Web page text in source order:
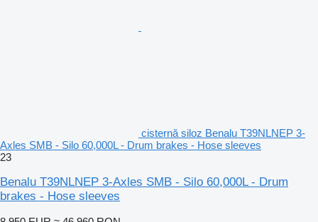
cisternă siloz Benalu T39NLNEP 3-
Axles SMB - Silo 60,000L - Drum brakes - Hose sleeves
23
Benalu T39NLNEP 3-Axles SMB - Silo 60,000L - Drum
brakes - Hose sleeves